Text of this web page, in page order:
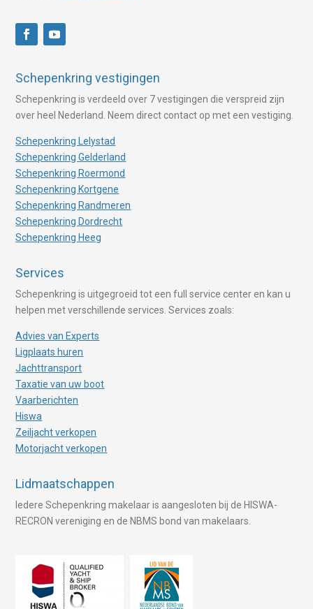
Schepenkring vestigingen
Schepenkring is verdeeld over 7 vestigingen die verspreid zijn
over heel Nederland. Neem direct contact op met een vestiging.
Schepenkring Lelystad
Schepenkring Gelderland
Schepenkring Roermond
Schepenkring Kortgene
Schepenkring Randmeren
Schepenkring Dordrecht
Schepenkring Heeg
Services
Schepenkring is uitgegroeid tot een full service center en kan u
helpen met verschillende services. Services zoals:
Advies van Experts
Ligplaats huren
Jachttransport
Taxatie van uw boot
Vaarberichten
Hiswa
Zeiljacht verkopen
Motorjacht verkopen
Lidmaatschappen
Iedere Schepenkring makelaar is aangesloten bij de HISWA-
RECRON vereniging en de NBMS bond van makelaars.